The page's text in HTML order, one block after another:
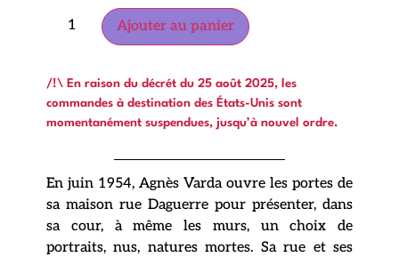
Ajouter au panier
/!\ En raison du décrét du 25 août 2025, les
commandes à destination des États-Unis sont
momentanément suspendues, jusqu’à nouvel ordre.
En juin 1954, Agnès Varda ouvre les portes de
sa maison rue Daguerre pour présenter, dans
sa cour, à même les murs, un choix de
portraits, nus, natures mortes. Sa rue et ses